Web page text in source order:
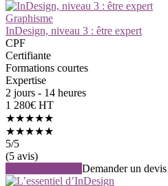
Graphisme
InDesign, niveau 3 : être expert
CPF
Certifiante
Formations courtes
Expertise
2 jours - 14 heures
1 280€ HT
★★★★★
★★★★★
5/5
(5 avis)
Demander un devis